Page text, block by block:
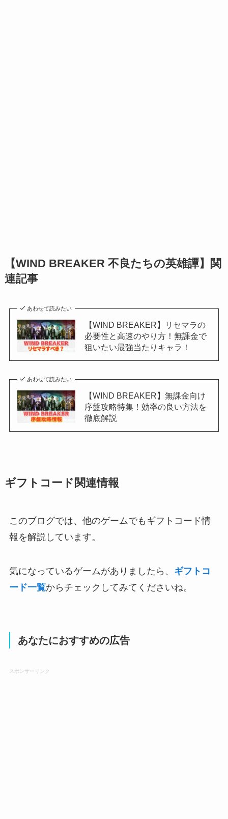
【WIND BREAKER 不良たちの英雄譚】関
連記事
あわせて読みたい
【WIND BREAKER】リセマラの
必要性と高速のやり方！無課金で
狙いたい最強当たりキャラ！
あわせて読みたい
【WIND BREAKER】無課金向け
序盤攻略特集！効率の良い方法を
徹底解説
ギフトコード関連情報
このブログでは、他のゲームでもギフトコード情
報を解説しています。
気になっているゲームがありましたら、 ギフトコ
ード一覧からチェックしてみてくださいね。
あなたにおすすめの広告
スポンサーリンク